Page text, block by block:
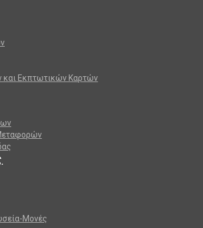
και Εκπτωτικών Καρτών
Μονές